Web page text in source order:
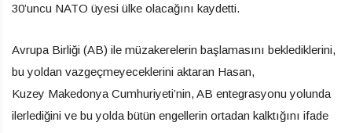
30’uncu NATO üyesi ülke olacağını kaydetti.
Avrupa Birliği (AB) ile müzakerelerin başlamasını beklediklerini,
bu yoldan vazgeçmeyeceklerini aktaran Hasan,
Kuzey Makedonya Cumhuriyeti’nin, AB entegrasyonu yolunda
ilerlediğini ve bu yolda bütün engellerin ortadan kalktığını ifade